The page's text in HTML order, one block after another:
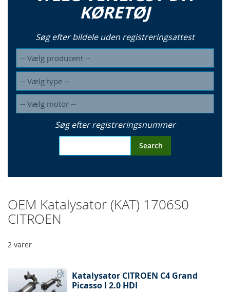
KØRETØJ
Søg efter bildele uden registreringsattest
Søg efter registreringsnummer
Search
OEM Katalysator (KAT) 1706S0
CITROEN
2 varer
Katalysator CITROEN C4 Grand
Picasso I 2.0 HDI